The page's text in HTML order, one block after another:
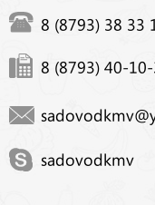
8 (8793) 38 33
8 (8793) 40-10-
sadovodkmv